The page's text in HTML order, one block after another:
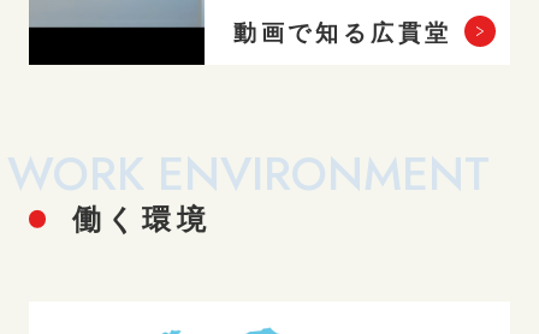
動画で知る広貫堂
WORK ENVIRONMENT
働く環境